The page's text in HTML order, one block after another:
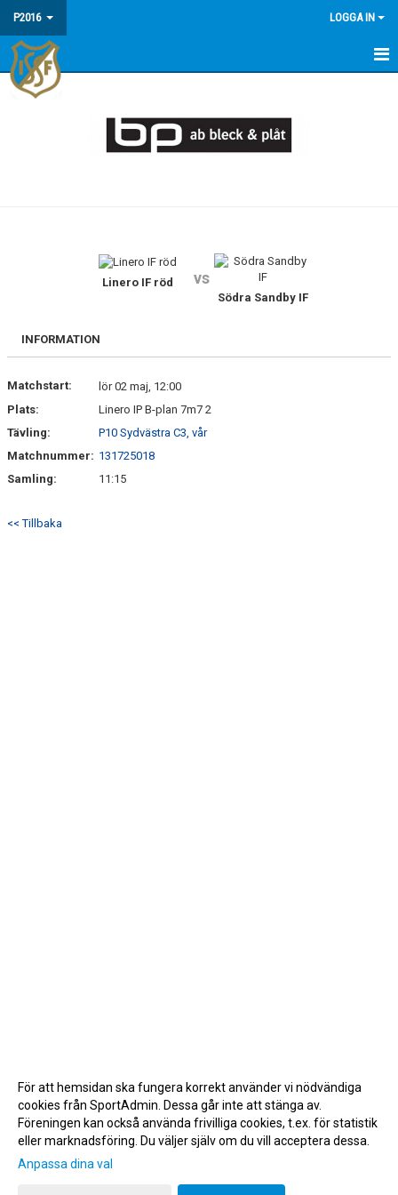
P2016 LOGGA IN
HEM
Linero IF röd vs
Södra Sandby IF
INFORMATION
Matchstart:
lör 02 maj, 12:00
Plats:
Linero IP B-plan 7m7 2
Tävling:
P10 Sydvästra C3, vår
Matchnummer: 131725018
Samling:
11:15
<< Tillbaka
Gå till Webbversion
För att hemsidan ska fungera korrekt använder vi nödvändiga
cookies från SportAdmin. Dessa går inte att stänga av.
Föreningen kan också använda frivilliga cookies, t.ex. för statistik
eller marknadsföring. Du väljer själv om du vill acceptera dessa.
Anpassa dina val